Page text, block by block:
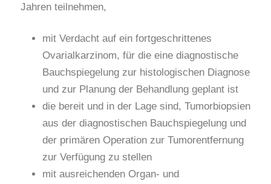
Jahren teilnehmen,
mit Verdacht auf ein fortgeschrittenes
Ovarialkarzinom, für die eine diagnostische
Bauchspiegelung zur histologischen Diagnose
und zur Planung der Behandlung geplant ist
die bereit und in der Lage sind, Tumorbiopsien
aus der diagnostischen Bauchspiegelung und
der primären Operation zur Tumorentfernung
zur Verfügung zu stellen
mit ausreichenden Organ- und